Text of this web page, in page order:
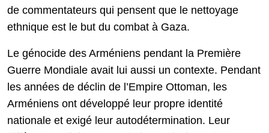
de commentateurs qui pensent que le nettoyage
ethnique est le but du combat à Gaza.
Le génocide des Arméniens pendant la Première
Guerre Mondiale avait lui aussi un contexte. Pendant
les années de déclin de l’Empire Ottoman, les
Arméniens ont développé leur propre identité
nationale et exigé leur autodétermination. Leur